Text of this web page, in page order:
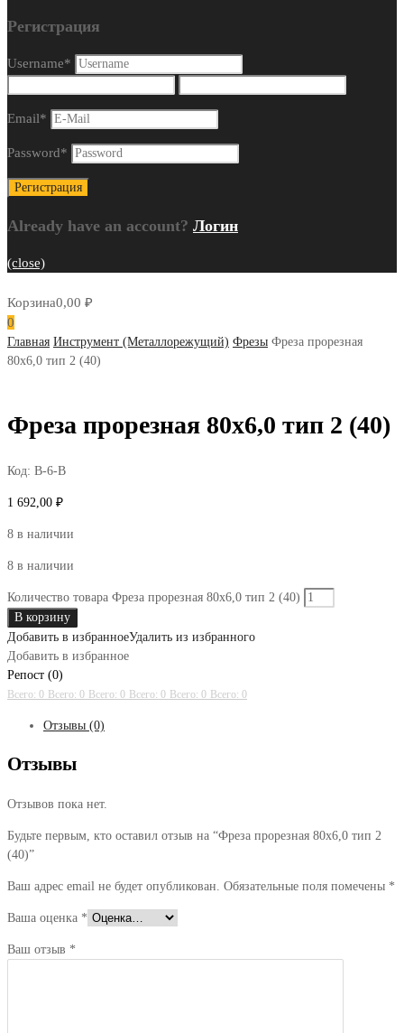
Регистрация
Username*
Email*
Password*
Already have an account? Логин
(close)
Корзина0,00 ₽
0
Главная Инструмент (Металлорежущий) Фрезы Фреза прорезная
80х6,0 тип 2 (40)
Фреза прорезная 80х6,0 тип 2 (40)
Код: В-6-В
1 692,00 ₽
8 в наличии
8 в наличии
Количество товара Фреза прорезная 80х6,0 тип 2 (40)
В корзину
Добавить в избранноеУдалить из избранного
Добавить в избранное
Репост (0)
Всего: 0 Всего: 0 Всего: 0 Всего: 0 Всего: 0 Всего: 0
Отзывы (0)
Отзывы
Отзывов пока нет.
Будьте первым, кто оставил отзыв на “Фреза прорезная 80х6,0 тип 2
(40)”
Ваш адрес email не будет опубликован. Обязательные поля помечены *
Ваша оценка *
Ваш отзыв *